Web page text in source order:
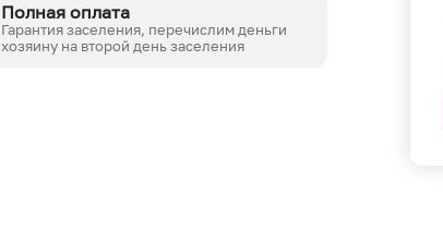
Полная оплата
Гарантия заселения, перечислим деньги
хозяину на второй день заселения